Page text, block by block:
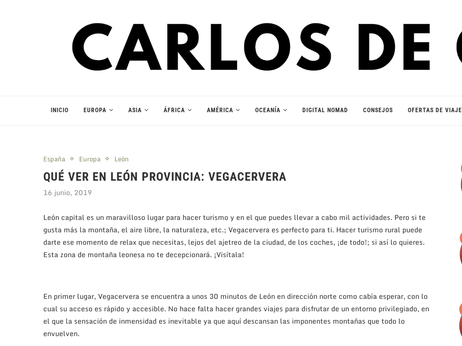
INICIO EUROPA ASIA ÁFRICA AMÉRICA OCEANÍA DIGITAL NOMAD CONSEJOS OFERTAS DE VIAJE
España Europa León
QUÉ VER EN LEÓN PROVINCIA: VEGACERVERA
16 junio, 2019
León capital es un maravilloso lugar para hacer turismo y en el que puedes llevar a cabo mil actividades. Pero si te
gusta más la montaña, el aire libre, la naturaleza, etc.; Vegacervera es perfecto para ti. Hacer turismo rural puede
darte ese momento de relax que necesitas, lejos del ajetreo de la ciudad, de los coches, ¡de todo!; si así lo quieres.
Esta zona de montaña leonesa no te decepcionará. ¡Visítala!
En primer lugar, Vegacervera se encuentra a unos 30 minutos de León en dirección norte como cabía esperar, con lo
cual su acceso es rápido y accesible. No hace falta hacer grandes viajes para disfrutar de un entorno privilegiado, en
el que la sensación de inmensidad es inevitable ya que aquí descansan las imponentes montañas que todo lo
envuelven.